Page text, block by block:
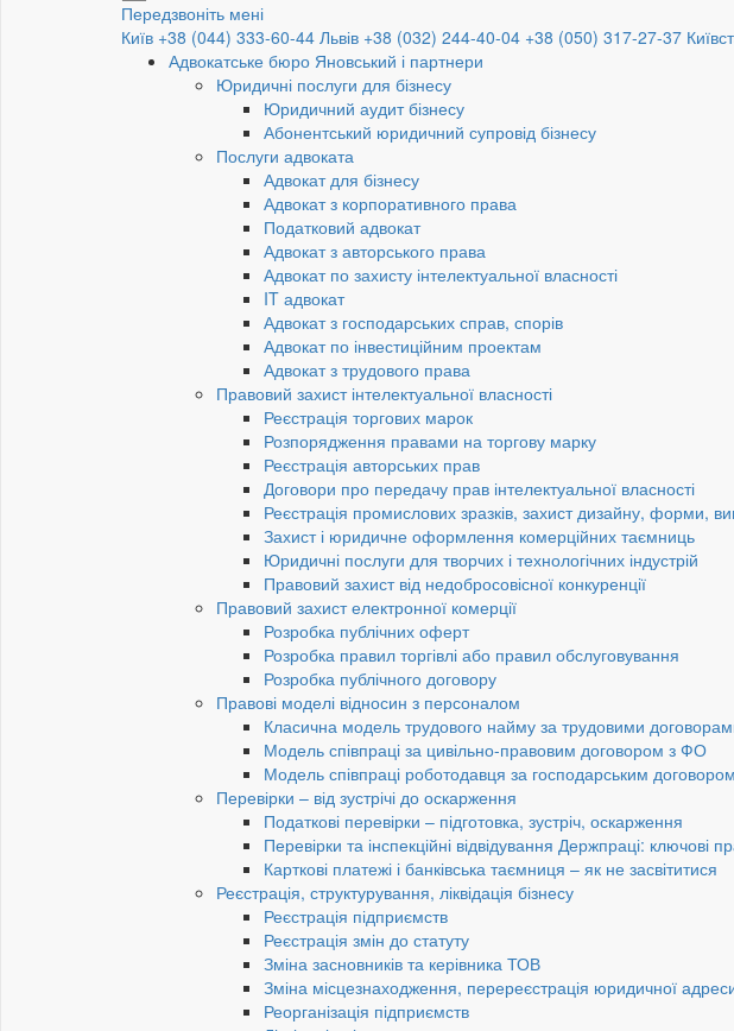
Передзвоніть мені
Київ +38 (044) 333-60-44 Львів +38 (032) 244-40-04 +38 (050) 317-27-37
Адвокатське бюро Яновський і партнери
Юридичні послуги для бізнесу
Юридичний аудит бізнесу
Абонентський юридичний супровід бізнесу
Послуги адвоката
Адвокат для бізнесу
Адвокат з корпоративного права
Податковий адвокат
Адвокат з авторського права
Адвокат по захисту інтелектуальної власності
IT адвокат
Адвокат з господарських справ, спорів
Адвокат по інвестиційним проектам
Адвокат з трудового права
Правовий захист інтелектуальної власності
Реєстрація торгових марок
Розпорядження правами на торгову марку
Реєстрація авторських прав
Договори про передачу прав інтелектуальної власності
Реєстрація промислових зразків, захист дизайну, форми,
Захист і юридичне оформлення комерційних таємниць
Юридичні послуги для творчих і технологічних індустрій
Правовий захист від недобросовісної конкуренції
Правовий захист електронної комерції
Розробка публічних оферт
Розробка правил торгівлі або правил обслуговування
Розробка публічного договору
Правові моделі відносин з персоналом
Класична модель трудового найму за трудовими
Модель співпраці за цивільно-правовим договором з ФО
Модель співпраці роботодавця за господарським
Перевірки – від зустрічі до оскарження
Податкові перевірки – підготовка, зустріч, оскарження
Перевірки та інспекційні відвідування Держпраці: ключові
Карткові платежі і банківська таємниця – як не засвітитися
Реєстрація, структурування, ліквідація бізнесу
Реєстрація підприємств
Реєстрація змін до статуту
Зміна засновників та керівника ТОВ
Зміна місцезнаходження, перереєстрація юридичної
Реорганізація підприємств